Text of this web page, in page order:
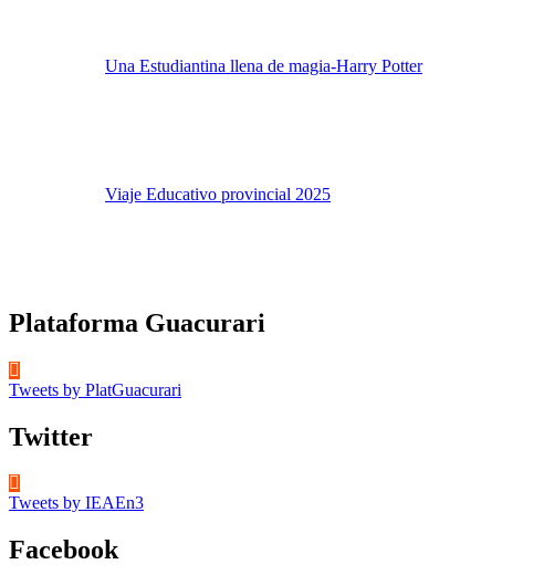
Una Estudiantina llena de magia-Harry Potter
Viaje Educativo provincial 2025
Plataforma Guacurari
Tweets by PlatGuacurari
Twitter
Tweets by IEAEn3
Facebook